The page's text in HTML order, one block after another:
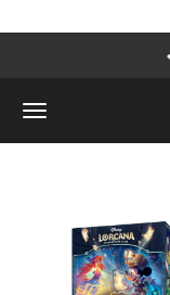
springen